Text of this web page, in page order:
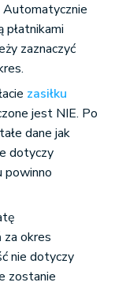
Automatycznie
płatnikami
zaznaczyć
zasiłku
jest NIE. Po
dane jak
dotyczy
powinno
za okres
nie dotyczy
zostanie